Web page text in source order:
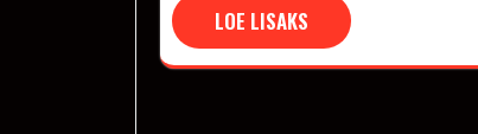
LOE LISAKS